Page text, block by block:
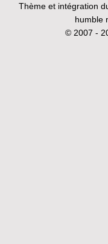
Thème et intégration
humble
© 2007 -